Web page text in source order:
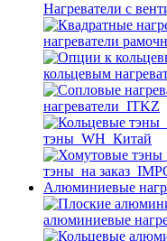
Нагреватели с
нагреватели
кольцевым
нагреватели_ITKZ
тэны_WH_Китай
тэны_на
Алюминиевые
алюминиевые